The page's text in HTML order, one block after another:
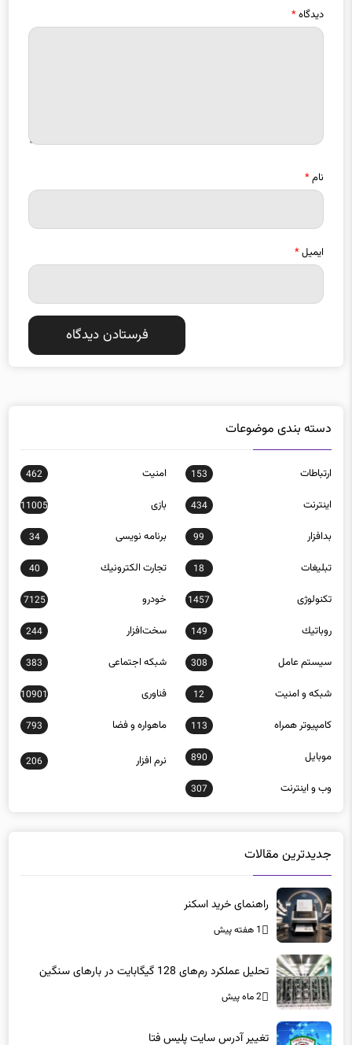
دیدگاه*
نام*
ایمیل*
دسته بندی موضوعات
ارتباطات 153 امنيت 462
اينترنت 434 بازی 11005
بدافزار 99 برنامه نويسی 34
تبلیغات 18 تجارت الكترونيك 40
تکنولوژی 1457 خودرو 7125
روباتيك 149 سخت‌افزار 244
سيستم عامل 308 شبكه اجتماعی 383
شبكه و امنيت 12 فناوری 10901
كامپيوتر همراه 113 ماهواره و فضا 793
موبايل 890 نرم افزار 206
وب و اينترنت 307
جدیدترین مقالات
راهنمای خرید اسکنر
1 هفته پیش
تحلیل عملکرد رم‌های 128 گیگابایت در بارهای سنگین
2 ماه پیش
تغییر آدرس سایت پلیس فتا